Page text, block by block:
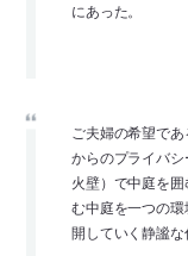
にあった。
ご夫婦の希望で
からのプライバ
火壁）で中庭を
む中庭を一つの
開していく静謐